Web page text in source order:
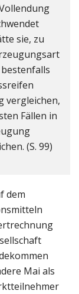
sie, zu
vergleichen,
Fällen in
(S. 99)
dem
Mai als